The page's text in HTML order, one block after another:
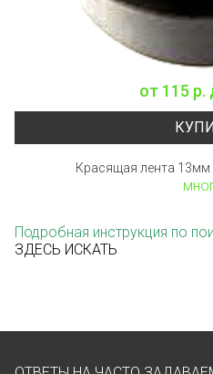
от 115 р.
Красящая лента 13мм
Подробная инструкция по
ЗДЕСЬ ИСКАТЬ